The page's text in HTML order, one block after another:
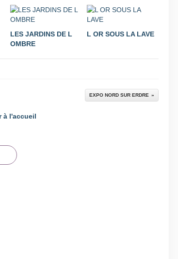
LES JARDINS DE L
OMBRE
L OR SOUS LA LAVE
EXPO NORD SUR ERDRE
à l'accueil